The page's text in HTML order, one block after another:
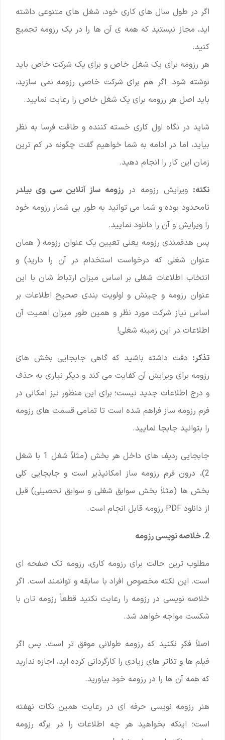
اگر در طول سال های کاری خود، شغل های متنوعی داشته
اید، مجاز نیستید که همه ی آن ها را در یک رزومه تجمیع
کنید.
هر رزومه برای یک شغل خاص و برای یک شرکت خاص باید
نوشته شود. اگر هم برای شرکت خاصی رزومه نمی سازید،
باید اصل هر رزومه برای یک شغل خاص را رعایت نمایید.
شاید در نگاه اول کاری خسته کننده و طاقت فرسا به نظر
بیاید، اما در ادامه به شما خواهیم گفت چگونه در کم ترین
زمان این کار را انجام دهید.
نکته: ویرایش رزومه دررزومه ساز آنلاین سی وی بیلدر
نامحدود بوده و شما می توانید به طور بی شمار رزومه خود
را ویرایش و آن را دانلود نمایید.
پس هدفمندی رزومه یعنی تعیین یک عنوان رزومه ( همان
عنوان شغلی که درخواست استخدام در آن را دارید) و
انتخاب اطلاعات شغلی بر اساس میزان ارتباط شان با این
عنوان رزومه و چینش و اولویت بندی صحیح اطلاعات بر
اساس نیاز شرکت مورد نظر و همین طور میزان اهمیت آن
اطلاعات در این زمینه شغلی!
تذکر: دقت داشته باشید که گاهی جابجایی بخش های
رزومه برای ویرایش آن کفایت می کند و دیگر نیازی به حذف
و درج اطلاعات جدید نیست؛ برای این منظور نیز امکانی در
فرم رزومه ساز فراهم شده است تا تمامی قسمت های رزومه
را بتوانید جابجا نمایید.
جابجایی ردیف های داخل هر بخش (مثلاً شغل 1 با شغل
2)، درون فرم رزومه ساز امکانپذیر است و جابجایی کلی
بخش ها (مثلاً بخش سوابق شغلی و سوابق تحصیلی) قبل
از دانلود PDF رزومه قابل انجام است.
2. خلاصه نویسی رزومه
مطلوب ترین حالت برای رزومه کاری، رزومه تک صفحه ای
است. این نکته مخصوص افراد با سابقه و توانمند است. اگر
خلاصه نویسی در رزومه را رعایت نکنید قطعاً رزومه تان با
شکست مواجه خواهد شد.
اصلاً فکر نکنید که رزومه طولانی موفق تر است. پس اگر
فیلم ها و تئاتر های زیادی را کارگردانی کرده اید، اجازه ندارید
که همه آن ها را در رزومه خود بیاورید.
هنر رزومه نویسی حرفه ای در رعایت همین نکات نهفته
است؛ اینکه بخواهید هر چه اطلاعات را در برگه رزومه